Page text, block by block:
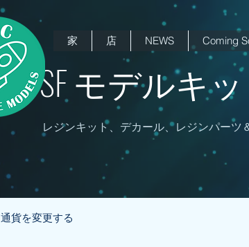
家 店 NEWS Coming
SF モデルキ
レジンキット、デカール、レジンパー
通貨を変更する